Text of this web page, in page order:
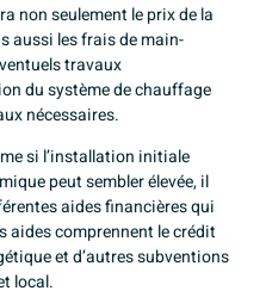
non seulement le prix de la
aussi les frais de main-
travaux
du système de chauffage
nécessaires.
si l’installation initiale
peut sembler élevée, il
aides financières qui
aides comprennent le crédit
et d’autres subventions
local.